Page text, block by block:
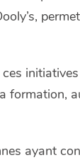
es
formation,
ayant